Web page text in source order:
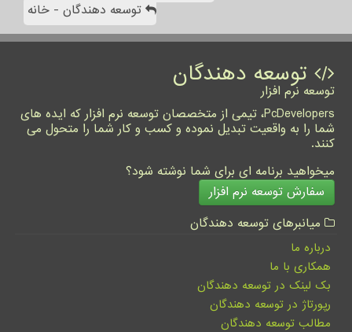
توسعه دهندگان - خانه
توسعه دهندگان
توسعه نرم افزار
PcDevelopers، تیمی از متخصصان توسعه نرم افزار که ایده های
شما را به واقعیت تبدیل نموده و کسب و کار شما را متحول می
کنند.
میخواهید برنامه ای برای شما نوشته شود؟
سفارش توسعه نرم افزار
میانبرهای توسعه دهندگان
درباره ما
همکاری با ما
بک لینک در توسعه دهندگان
رپورتاژ در توسعه دهندگان
مطالب توسعه دهندگان